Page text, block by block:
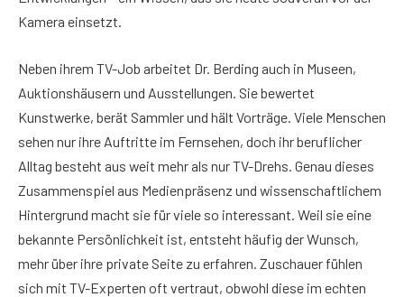
Kamera einsetzt.
Neben ihrem TV-Job arbeitet Dr. Berding auch in Museen,
Auktionshäusern und Ausstellungen. Sie bewertet
Kunstwerke, berät Sammler und hält Vorträge. Viele Menschen
sehen nur ihre Auftritte im Fernsehen, doch ihr beruflicher
Alltag besteht aus weit mehr als nur TV-Drehs. Genau dieses
Zusammenspiel aus Medienpräsenz und wissenschaftlichem
Hintergrund macht sie für viele so interessant. Weil sie eine
bekannte Persönlichkeit ist, entsteht häufig der Wunsch,
mehr über ihre private Seite zu erfahren. Zuschauer fühlen
sich mit TV-Experten oft vertraut, obwohl diese im echten